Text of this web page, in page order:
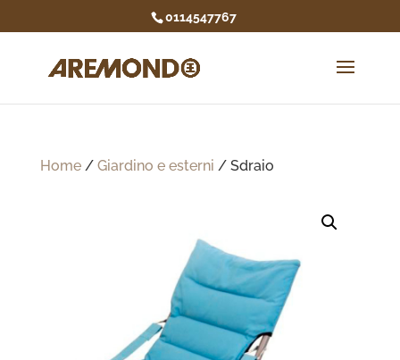
0114547767
Home/ Giardino e esterni / Sdraio